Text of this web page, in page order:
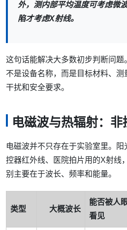
外，测内部平均温度可考虑微
陷才考虑X射线。
这句话能解决大多数初步判断问
不是设备名称，而是目标材料、
干扰和安全要求。
电磁波与热辐射：
电磁波并不只存在于实验室里。
控器红外线、医院拍片用的X射线
别主要在于波长、频率和能量。
类型 大概波长
能否被人
看见